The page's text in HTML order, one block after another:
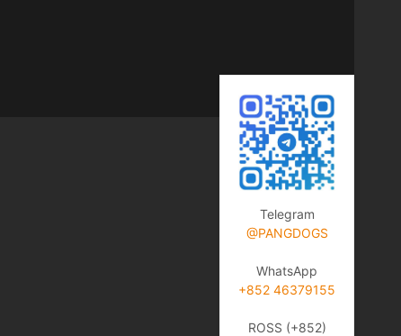
Telegram
@PANGDOGS
WhatsApp
+852 46379155
ROSS (+852)